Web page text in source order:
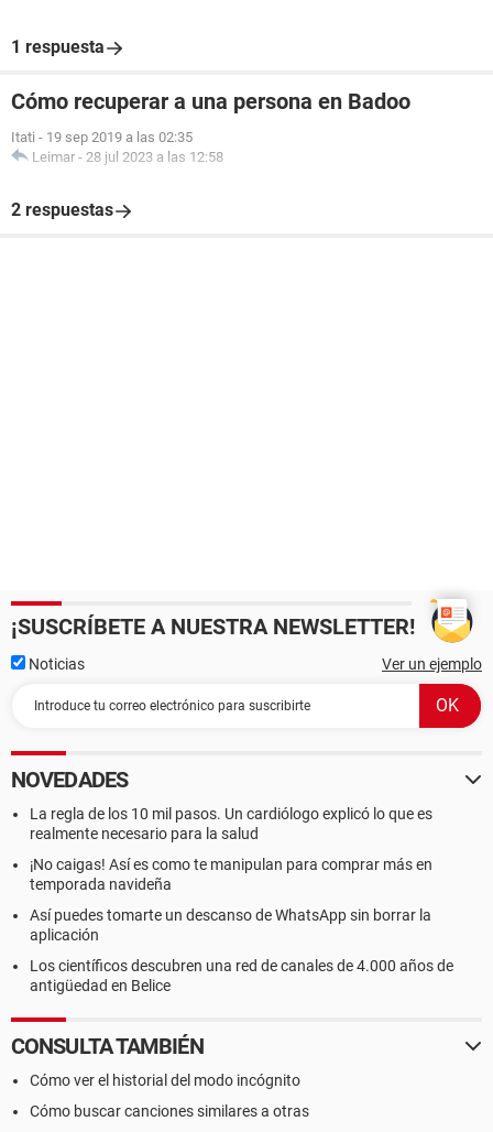
1 respuesta
Cómo recuperar a una persona en Badoo
Itati - 19 sep 2019 a las 02:35
Leimar - 28 jul 2023 a las 12:58
2 respuestas
¡SUSCRÍBETE A NUESTRA NEWSLETTER!
Noticias Ver un ejemplo
NOVEDADES
La regla de los 10 mil pasos. Un cardiólogo explicó lo que es
realmente necesario para la salud
¡No caigas! Así es como te manipulan para comprar más en
temporada navideña
Así puedes tomarte un descanso de WhatsApp sin borrar la
aplicación
Los científicos descubren una red de canales de 4.000 años de
antigüedad en Belice
CONSULTA TAMBIÉN
Cómo ver el historial del modo incógnito
Cómo buscar canciones similares a otras